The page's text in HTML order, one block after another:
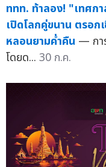
ททท. ท้าลอง! "เทศ
เปิดโลกคู่ขนาน ตรอ
หลอนยามค่ำคืน — กา
โดยด... 30 ก.ค.